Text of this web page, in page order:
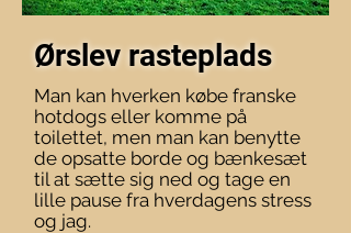
Ørslev rasteplads
Man kan hverken købe franske
hotdogs eller komme på
toilettet, men man kan benytte
de opsatte borde og bænkesæt
til at sætte sig ned og tage en
lille pause fra hverdagens stress
og jag.